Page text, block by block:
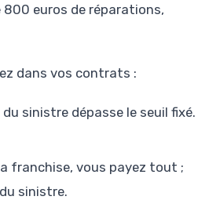
euros de réparations,
dans vos contrats :
sinistre dépasse le seuil fixé.
franchise, vous payez tout ;
sinistre.